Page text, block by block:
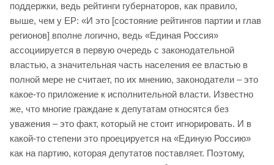
поддержки, ведь рейтинги губернаторов, как правило,
выше, чем у ЕР: «И это [состояние рейтингов партии и глав
регионов] вполне логично, ведь «Единая Россия»
ассоциируется в первую очередь с законодательной
властью, а значительная часть населения ее властью в
полной мере не считает, по их мнению, законодатели – это
какое-то приложение к исполнительной власти. Известно
же, что многие граждане к депутатам относятся без
уважения – это факт, который не стоит игнорировать. И в
какой-то степени это проецируется на «Единую Россию»
как на партию, которая депутатов поставляет. Поэтому,